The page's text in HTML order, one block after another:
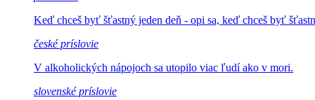
Keď chceš byť šťastný jeden deň - opi sa, keď chceš byť
české príslovie
V alkoholických nápojoch sa utopilo viac ľudí ako v mori.
slovenské príslovie